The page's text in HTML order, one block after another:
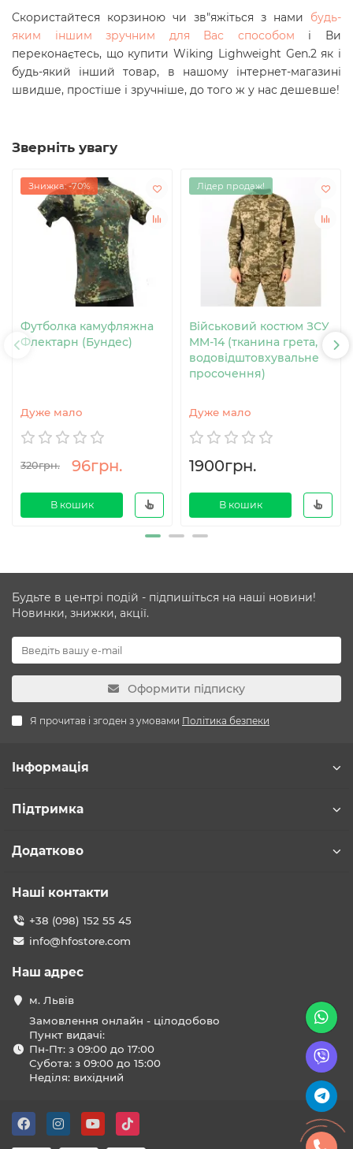
Скористайтеся корзиною чи зв"яжіться з нами будь-
яким іншим зручним для Вас способом і Ви
переконаєтесь, що купитиWiking Lighweight Gen.2 як і
будь-який інший товар, в нашому інтернет-магазині
швидше, простіше і зручніше, до того ж у нас дешевше!
Зверніть увагу
Знижка: -70%
Футболка камуфляжна
Флектарн (Бундес)
Дуже мало
320грн. 96грн.
В кошик
Лідер продаж!
Військовий костюм ЗСУ
MM-14 (тканина грета,
водовідштовхувальне
просочення)
Дуже мало
1900грн.
В кошик
Будьте в центрі подій - підпишіться на наші новини!
Новинки, знижки, акції.
Оформити підписку
Я прочитав і згоден з умовами Політика безпеки
Інформація
Підтримка
Додатково
Наші контакти
+38 (098) 152 55 45
info@hfostore.com
Наш адрес
м. Львів
Замовлення онлайн - цілодобово
Пункт видачі:
Пн-Пт: з 09:00 до 17:00
Субота: з 09:00 до 15:00
Неділя: вихідний